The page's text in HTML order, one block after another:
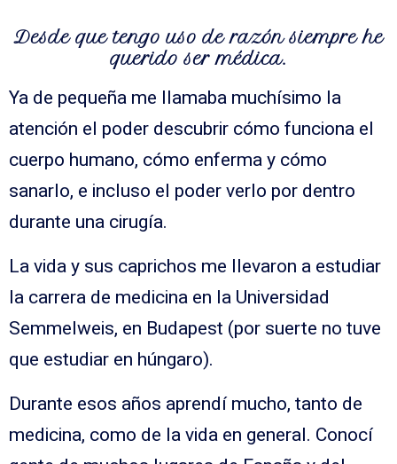
Desde que tengo uso de razón siempre he
querido ser médica.
Ya de pequeña me llamaba muchísimo la
atención el poder descubrir cómo funciona el
cuerpo humano, cómo enferma y cómo
sanarlo, e incluso el poder verlo por dentro
durante una cirugía.
La vida y sus caprichos me llevaron a estudiar
la carrera de medicina en la Universidad
Semmelweis, en Budapest (por suerte no tuve
que estudiar en húngaro).
Durante esos años aprendí mucho, tanto de
medicina, como de la vida en general. Conocí